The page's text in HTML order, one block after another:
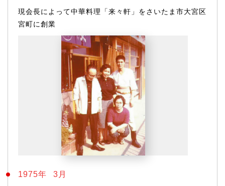
現会長によって中華料理「来々軒」をさいたま市大宮区
宮町に創業
1975年 3月